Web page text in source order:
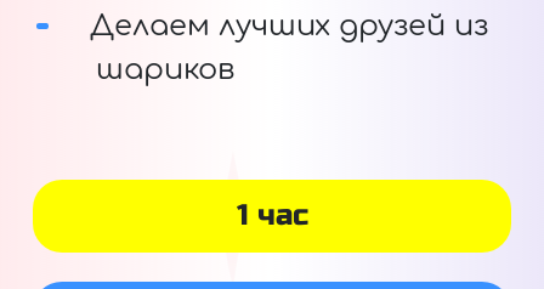
Делаем лучших друзей из
шариков
1 час